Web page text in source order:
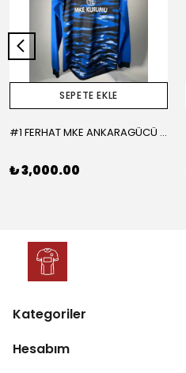
SEPETE EKLE
#1 FERHAT MKE ANKARAGÜCÜ 2015-2016 KALECİ - LARGE
₺ 3,000.00
Kategoriler
Hesabım